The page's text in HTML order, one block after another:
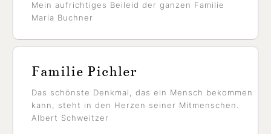
Mein aufrichtiges Beileid der ganzen Familie
Maria Buchner
Familie Pichler
Das schönste Denkmal, das ein Mensch bekommen
kann, steht in den Herzen seiner Mitmenschen.
Albert Schweitzer